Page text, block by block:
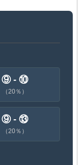
⑨ - ⑩
（20％）
⑨ - ⑬
（20％）